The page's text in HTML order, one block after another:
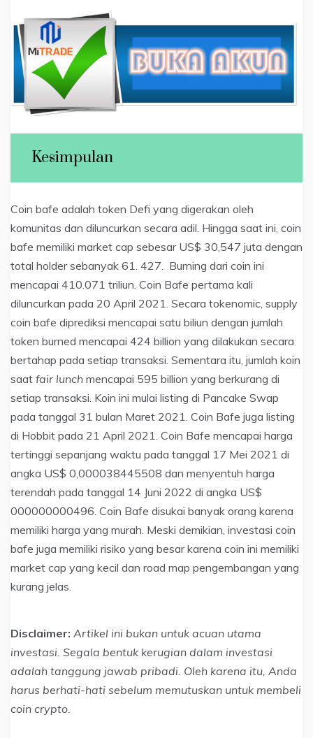
Kesimpulan
Coin bafe adalah token Defi yang digerakan oleh
komunitas dan diluncurkan secara adil. Hingga saat ini, coin
bafe memiliki market cap sebesar US$ 30,547 juta dengan
total holder sebanyak 61. 427. Burning dari coin ini
mencapai 410.071 triliun. Coin Bafe pertama kali
diluncurkan pada 20 April 2021. Secara tokenomic, supply
coin bafe diprediksi mencapai satu biliun dengan jumlah
token burned mencapai 424 billion yang dilakukan secara
bertahap pada setiap transaksi. Sementara itu, jumlah koin
saat fair lunch mencapai 595 billion yang berkurang di
setiap transaksi. Koin ini mulai listing di Pancake Swap
pada tanggal 31 bulan Maret 2021. Coin Bafe juga listing
di Hobbit pada 21 April 2021. Coin Bafe mencapai harga
tertinggi sepanjang waktu pada tanggal 17 Mei 2021 di
angka US$ 0,000038445508 dan menyentuh harga
terendah pada tanggal 14 Juni 2022 di angka US$
000000000496. Coin Bafe disukai banyak orang karena
memiliki harga yang murah. Meski demikian, investasi coin
bafe juga memiliki risiko yang besar karena coin ini memiliki
market cap yang kecil dan road map pengembangan yang
kurang jelas.
Disclaimer: Artikel ini bukan untuk acuan utama
investasi. Segala bentuk kerugian dalam investasi
adalah tanggung jawab pribadi. Oleh karena itu, Anda
harus berhati-hati sebelum memutuskan untuk membeli
coin crypto.